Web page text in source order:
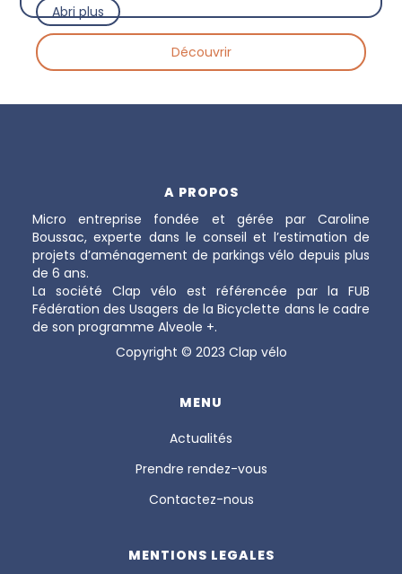
Abri plus
Découvrir
A PROPOS
Micro entreprise fondée et gérée par Caroline
Boussac, experte dans le conseil et l’estimation de
projets d’aménagement de parkings vélo depuis plus
de 6 ans.
La société Clap vélo est référencée par la FUB
Fédération des Usagers de la Bicyclette dans le cadre
de son programme Alveole +.
Copyright © 2023 Clap vélo
MENU
Actualités
Prendre rendez-vous
Contactez-nous
MENTIONS LEGALES